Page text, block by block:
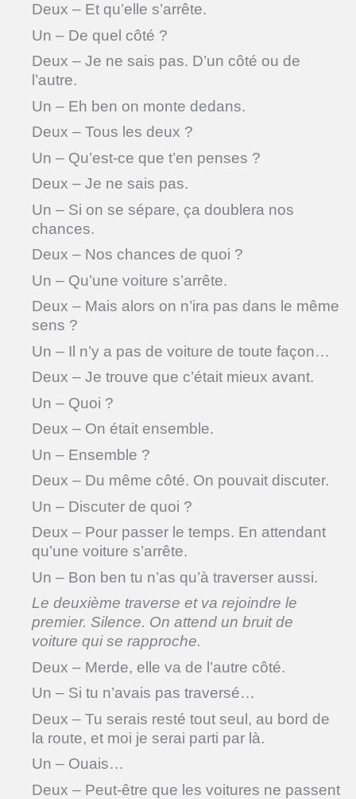
Deux – Et qu’elle s’arrête.
Un – De quel côté ?
Deux – Je ne sais pas. D’un côté ou de
l’autre.
Un – Eh ben on monte dedans.
Deux – Tous les deux ?
Un – Qu’est-ce que t’en penses ?
Deux – Je ne sais pas.
Un – Si on se sépare, ça doublera nos
chances.
Deux – Nos chances de quoi ?
Un – Qu’une voiture s’arrête.
Deux – Mais alors on n’ira pas dans le même
sens ?
Un – Il n’y a pas de voiture de toute façon…
Deux – Je trouve que c’était mieux avant.
Un – Quoi ?
Deux – On était ensemble.
Un – Ensemble ?
Deux – Du même côté. On pouvait discuter.
Un – Discuter de quoi ?
Deux – Pour passer le temps. En attendant
qu’une voiture s’arrête.
Un – Bon ben tu n’as qu’à traverser aussi.
Le deuxième traverse et va rejoindre le
premier. Silence. On attend un bruit de
voiture qui se rapproche.
Deux – Merde, elle va de l’autre côté.
Un – Si tu n’avais pas traversé…
Deux – Tu serais resté tout seul, au bord de
la route, et moi je serai parti par là.
Un – Ouais…
Deux – Peut-être que les voitures ne passent